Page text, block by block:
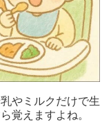
やミルクだけで生
覚えますよね。